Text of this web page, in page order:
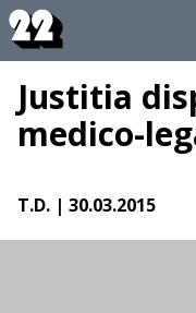
Justitia
medico-
T.D. | 30.03.2015